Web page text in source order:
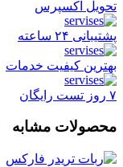
تحویل اکسپرس
پشتیبانی ۲۴ ساعته
بهترین کیفیت خدمات
۷ روز تست رایگان
محصولات مشابه